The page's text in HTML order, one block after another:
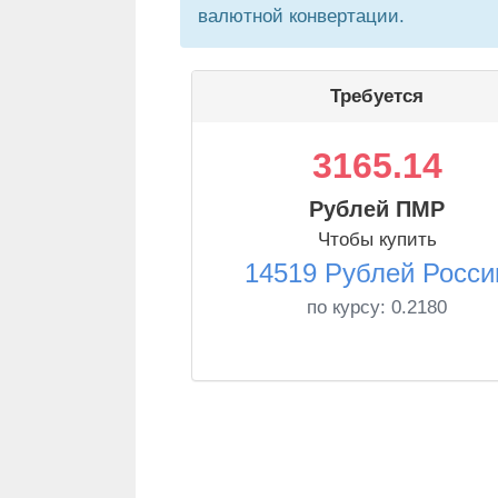
валютной конвертации.
Требуется
3165.14
Рублей ПМР
Чтобы купить
14519 Рублей
по курсу: 0.2180